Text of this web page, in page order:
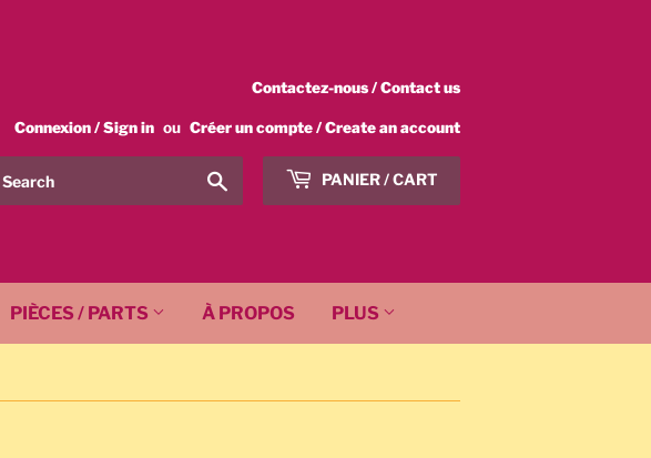
Contactez-nous / Contact us
Connexion / Sign in ou Créer un compte / Create an account
Chercher
/
PANIER / CART
PIÈCES / PARTS À PROPOS PLUS